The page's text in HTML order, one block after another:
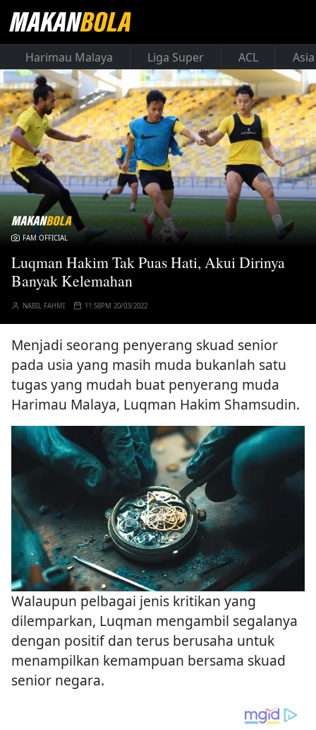
Harimau Malaya Liga Super ACL
FAM OFFICIAL
Luqman Hakim Tak Puas Hati, Akui Dirinya
Banyak Kelemahan
NABIL FAHMI 11:58PM 20/03/2022
Menjadi seorang penyerang skuad senior
pada usia yang masih muda bukanlah satu
tugas yang mudah buat penyerang muda
Harimau Malaya, Luqman Hakim Shamsudin.
Walaupun pelbagai jenis kritikan yang
dilemparkan, Luqman mengambil segalanya
dengan positif dan terus berusaha untuk
menampilkan kemampuan bersama skuad
senior negara.